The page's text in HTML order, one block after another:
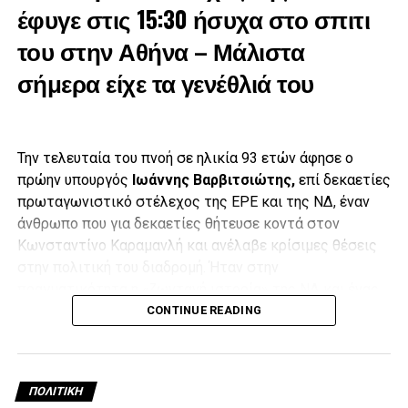
Έπειτα, με δάκρυα στα μάτια και λυγίζοντας πολλές φορές
από τη συγκίνηση,ο γιος του Μιλτιάδης Βαρβιτσιώτης
ενώ τόνισε ότι οι περισσότεροι τον αποχαιρετούν όχι μόνο
έφυγε στις 15:30 ήσυχα στο σπιτι
του στην Αθήνα – Μάλιστα
σήμερα είχε τα γενέθλιά του
Την τελευταία του πνοή σε ηλικία 93 ετών άφησε ο
πρώην υπουργός Ιωάννης Βαρβιτσιώτης,επί δεκαετίες
πρωταγωνιστικό στέλεχος της ΕΡΕ και της ΝΔ, έναν
άνθρωπο που για δεκαετίες θήτευσε κοντά στον
Κωνσταντίνο Καραμανλή και ανέλαβε κρίσιμες θέσεις
από τους ελάχιστους εν ζωή προδικτατορικούς
χρόνια από αρκετά προβλήματα υγείας που είχαν
CONTINUE READING
ΠΟΛΙΤΙΚΉ